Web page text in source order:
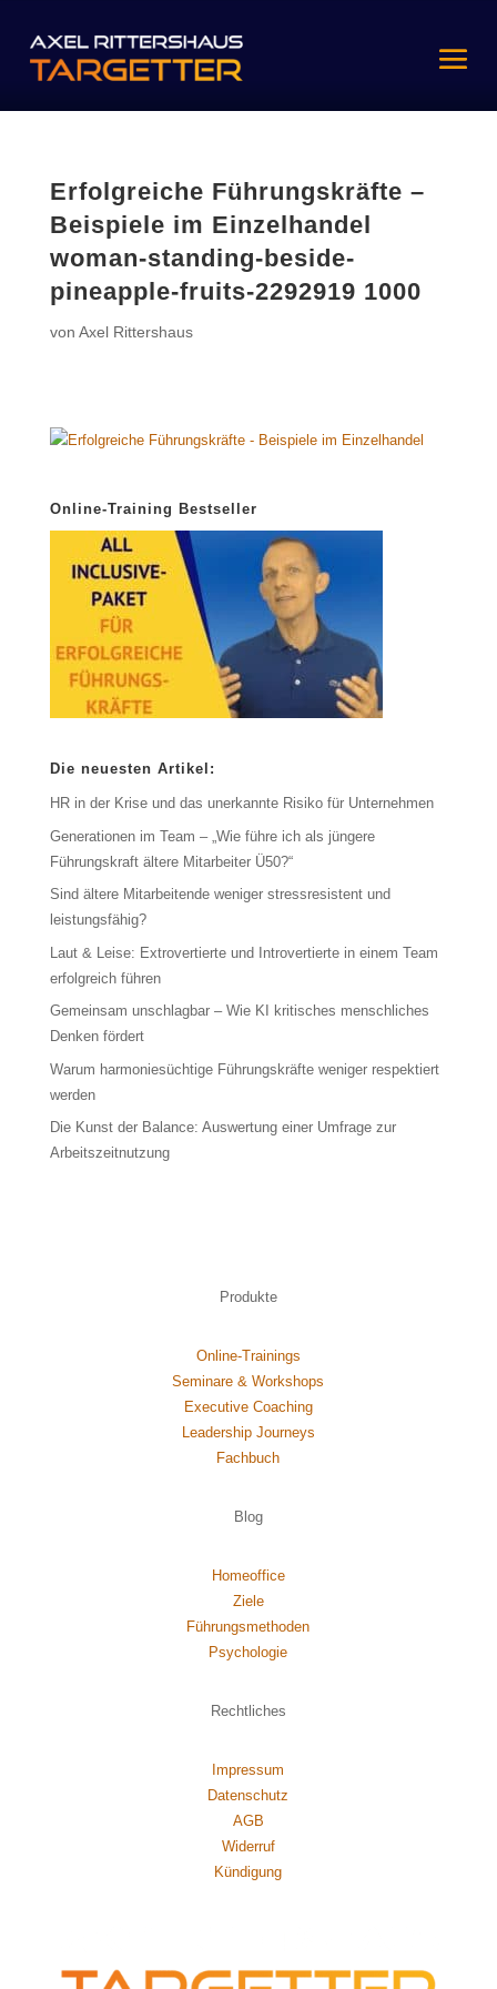
Erfolgreiche Führungskräfte –
Beispiele im Einzelhandel
woman-standing-beside-
pineapple-fruits-2292919 1000
von Axel Rittershaus
Online-Training Bestseller
Die neuesten Artikel:
HR in der Krise und das unerkannte Risiko für Unternehmen
Generationen im Team – „Wie führe ich als jüngere
Führungskraft ältere Mitarbeiter Ü50?“
Sind ältere Mitarbeitende weniger stressresistent und
leistungsfähig?
Laut & Leise: Extrovertierte und Introvertierte in einem Team
erfolgreich führen
Gemeinsam unschlagbar – Wie KI kritisches menschliches
Denken fördert
Warum harmoniesüchtige Führungskräfte weniger respektiert
werden
Die Kunst der Balance: Auswertung einer Umfrage zur
Arbeitszeitnutzung
Produkte
Online-Trainings
Seminare & Workshops
Executive Coaching
Leadership Journeys
Fachbuch
Blog
Homeoffice
Ziele
Führungsmethoden
Psychologie
Rechtliches
Impressum
Datenschutz
AGB
Widerruf
Kündigung